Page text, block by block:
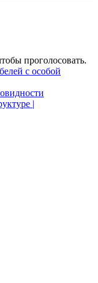
проголосовать.
с особой
|